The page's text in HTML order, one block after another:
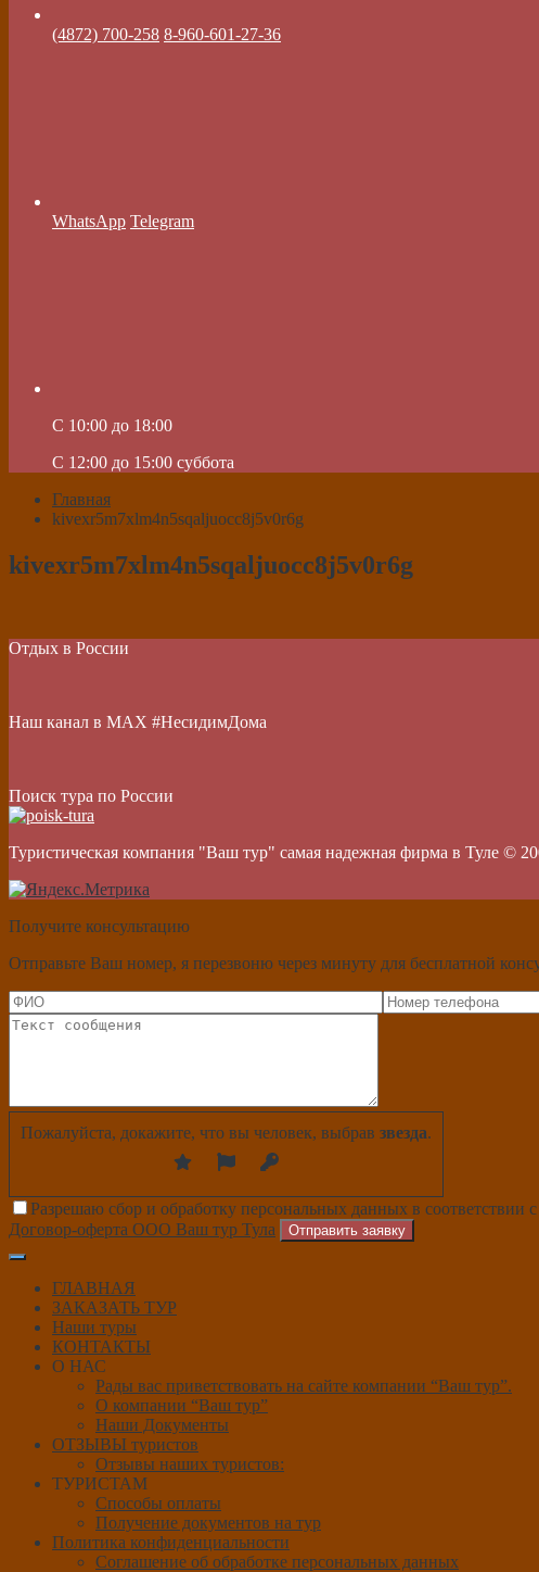
(4872) 700-258 8-960-601-27-36
WhatsApp Telegram
C 10:00 до 18:00
C 12:00 до 15:00 суббота
Главная
kivexr5m7xlm4n5sqaljuocc8j5v0r6g
kivexr5m7xlm4n5sqaljuocc8j5v0r6g
Отдых в России
Наш канал в МАХ #НесидимДома
Поиск тура по России
Туристическая компания "Ваш тур" самая надежная фирма в Туле ©
Получите консультацию
Отправьте Ваш номер, я перезвоню через минуту для бесплатной
Пожалуйста, докажите, что вы человек, выбрав звезда.
Разрешаю сбор и обработку персональных данных в соответствии с
Договор-оферта ООО Ваш тур Тула
Отправить заявку
ГЛАВНАЯ
ЗАКАЗАТЬ ТУР
Наши туры
КОНТАКТЫ
О НАС
Рады вас приветствовать на сайте компании “Ваш тур”.
О компании “Ваш тур”
Наши Документы
ОТЗЫВЫ туристов
Отзывы наших туристов:
ТУРИСТАМ
Способы оплаты
Получение документов на тур
Политика конфиденциальности
Соглашение об обработке персональных данных